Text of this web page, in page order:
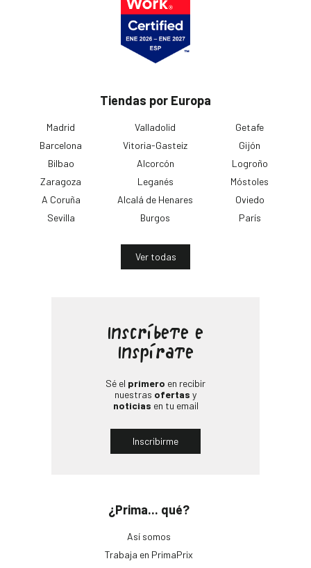
Tiendas por Europa
Madrid
Barcelona
Bilbao
Zaragoza
A Coruña
Sevilla
Valladolid
Vitoria-Gasteiz
Alcorcón
Leganés
Alcalá de Henares
Burgos
Getafe
Gijón
Logroño
Móstoles
Oviedo
París
Ver todas
¿Prima... qué?
Así somos
Trabaja en PrimaPrix
Inscríbete e
Inspírate
Sé el primero en recibir
nuestras ofertas y
noticias en tu email
Inscribirme